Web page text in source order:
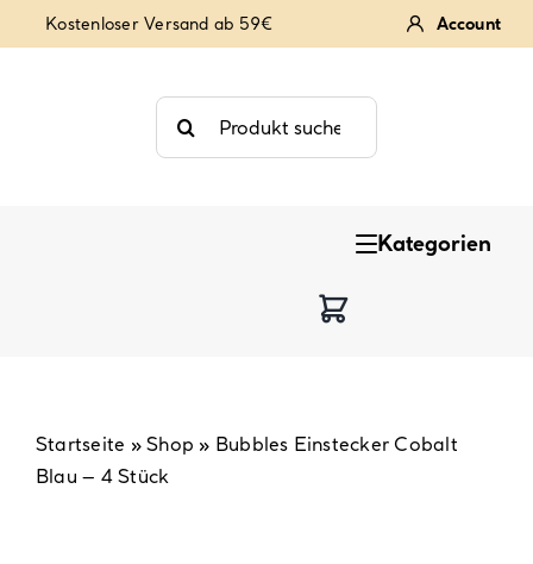
Inhalt
Kostenloser Versand ab 59€ Account
Suche
nach:
Kategorien
Backzubehör & Backwerkzeug
Startseite »Shop » Bubbles Einstecker Cobalt
Blau – 4 Stück